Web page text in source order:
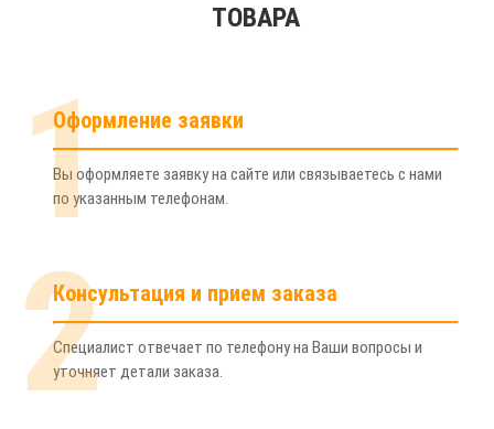
ТОВАРА
1
Оформление заявки
Вы оформляете заявку на сайте или связываетесь с нами
по указанным телефонам.
2
Консультация и прием заказа
Специалист отвечает по телефону на Ваши вопросы и
уточняет детали заказа.